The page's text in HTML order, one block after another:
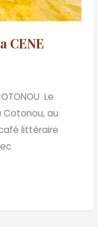
CENE
Le
Cotonou, au
littéraire